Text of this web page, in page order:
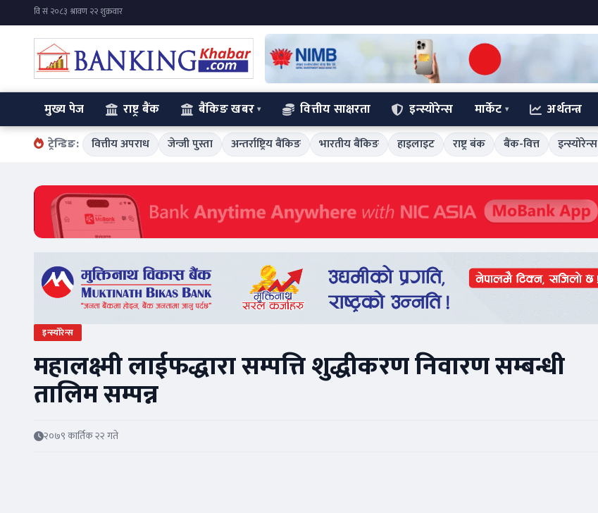
मुख्य पेज राष्ट्र बैंक बैंकिङ खबर वित्तीय साक्षरता इन्स्योरेन्स मार्केट अर्थतन्त्र
ट्रेन्डिङ: वित्तीय अपराध जेन्जी पुस्ता अन्तर्राष्ट्रिय बैंकिङ भारतीय बैंकिङ हाइलाइट राष्ट्र बंक बैंक-वित्त इन्स्योरेन्स
इन्स्योरेन्स
महालक्ष्मी लाईफद्धारा सम्पत्ति शुद्धीकरण निवारण सम्बन्धी
तालिम सम्पन्न
२०७९ कार्तिक २२ गते